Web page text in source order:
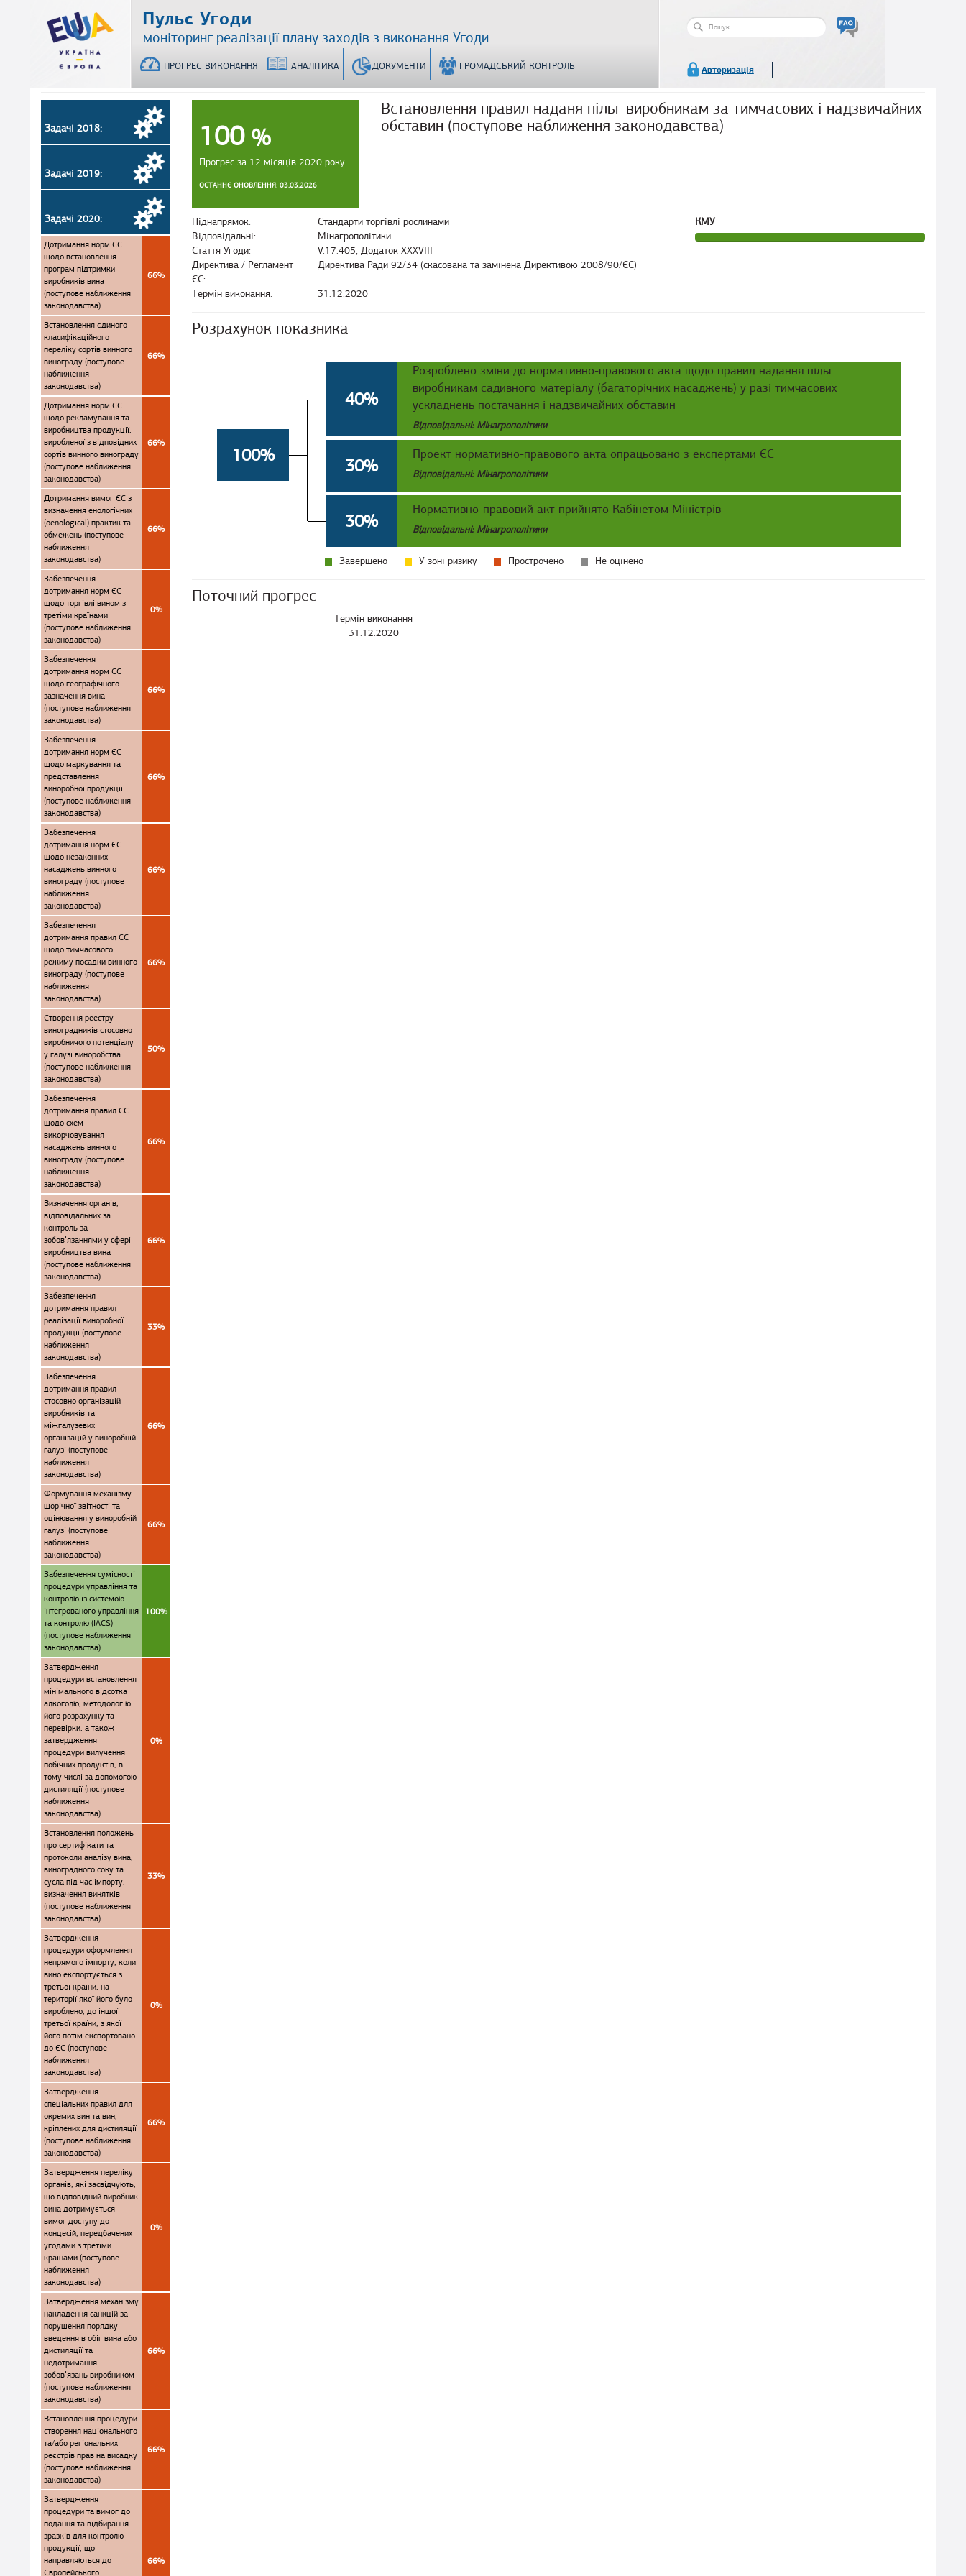
Пульс Угоди
моніторинг реалізації плану заходів з виконання Угоди
ПРОГРЕС ВИКОНАННЯ АНАЛІТИКА ДОКУМЕНТИ ГРОМАДСЬКИЙ КОНТРОЛЬ
Пошукова
Авторизація
100 %
Прогрес за 12 місяців 2020 року
ОСТАННЄ ОНОВЛЕННЯ: 03.03.2026
Встановлення правил наданя пільг виробникам за тимчасових і надзвичайних
обставин (поступове наближення законодавства)
Піднапрямок:
Стандарти торгівлі рослинами
Відповідальні:
Мінагрополітики
Стаття Угоди:
V.17.405, Додаток XXXVIII
Директива / Регламент
ЄС:
Директива Ради 92/34 (скасована та замінена Директивою 2008/90/ЄС)
Термін виконання: 31.12.2020
КМУ
Розрахунок показника
100%
40%
Розроблено зміни до нормативно-правового акта щодо правил надання пільг
виробникам садивного матеріалу (багаторічних насаджень) у разі тимчасових
ускладнень постачання і надзвичайних обставин
Відповідальні: Мінагрополітики
30%
Проект нормативно-правового акта опрацьовано з експертами ЄС
Відповідальні: Мінагрополітики
30%
Нормативно-правовий акт прийнято Кабінетом Міністрів
Відповідальні: Мінагрополітики
Завершено У зоні ризику Прострочено Не оцінено
Поточний прогрес
Термін виконання
31.12.2020
Задачі 2018:
Задачі 2019:
Задачі 2020:
Дотримання норм ЄС
щодо встановлення
програм підтримки
виробників вина
(поступове наближення
законодавства)
66%
Встановлення єдиного
класифікаційного
переліку сортів винного
винограду (поступове
наближення
законодавства)
66%
Дотримання норм ЄС
щодо рекламування та
виробництва продукції,
виробленої з відповідних
сортів винного винограду
(поступове наближення
законодавства)
66%
Дотримання вимог ЄС з
визначення енологічних
(oenological) практик та
обмежень (поступове
наближення
законодавства)
66%
Забезпечення
дотримання норм ЄС
щодо торгівлі вином з
третіми країнами
(поступове наближення
законодавства)
0%
Забезпечення
дотримання норм ЄС
щодо географічного
зазначення вина
(поступове наближення
законодавства)
66%
Забезпечення
дотримання норм ЄС
щодо маркування та
представлення
виноробної продукції
(поступове наближення
законодавства)
66%
Забезпечення
дотримання норм ЄС
щодо незаконних
насаджень винного
винограду (поступове
наближення
законодавства)
66%
Забезпечення
дотримання правил ЄС
щодо тимчасового
режиму посадки винного
винограду (поступове
наближення
законодавства)
66%
Створення реестру
виноградників стосовно
виробничого потенціалу
у галузі виноробства
(поступове наближення
законодавства)
50%
Забезпечення
дотримання правил ЄС
щодо схем
викорчовування
насаджень винного
винограду (поступове
наближення
законодавства)
66%
Визначення органів,
відповідальних за
контроль за
зобов’язаннями у сфері
виробництва вина
(поступове наближення
законодавства)
66%
Забезпечення
дотримання правил
реалізації виноробної
продукції (поступове
наближення
законодавства)
33%
Забезпечення
дотримання правил
стосовно організацій
виробників та
міжгалузевих
організацій у виноробній
галузі (поступове
наближення
законодавства)
66%
Формування механізму
щорічної звітності та
оцінювання у виноробній
галузі (поступове
наближення
законодавства)
66%
Забезпечення сумісності
процедури управління та
контролю із системою
інтегрованого управління
та контролю (IACS)
(поступове наближення
законодавства)
100%
Затвердження
процедури встановлення
мінімального відсотка
алкоголю, методологію
його розрахунку та
перевірки, а також
затвердження
процедури вилучення
побічних продуктів, в
тому числі за допомогою
дистиляції (поступове
наближення
законодавства)
0%
Встановлення положень
про сертифікати та
протоколи аналізу вина,
виноградного соку та
сусла під час імпорту,
визначення винятків
(поступове наближення
законодавства)
33%
Затвердження
процедури оформлення
непрямого імпорту, коли
вино експортується з
третьої країни, на
території якої його було
вироблено, до іншої
третьої країни, з якої
його потім експортовано
до ЄС (поступове
наближення
законодавства)
0%
Затвердження
спеціальних правил для
окремих вин та вин,
кріплених для дистиляції
(поступове наближення
законодавства)
66%
Затвердження переліку
органів, які засвідчують,
що відповідний виробник
вина дотримується
вимог доступу до
концесій, передбачених
угодами з третіми
країнами (поступове
наближення
законодавства)
0%
Затвердження механізму
накладення санкцій за
порушення порядку
введення в обіг вина або
дистиляції та
недотримання
зобов’язань виробником
(поступове наближення
законодавства)
66%
Встановлення процедури
створення національного
та/або регіональних
реєстрів прав на висадку
(поступове наближення
законодавства)
66%
Затвердження
процедури та вимог до
подання та відбирання
зразків для контролю
продукції, що
направляються до
Європейського
66%